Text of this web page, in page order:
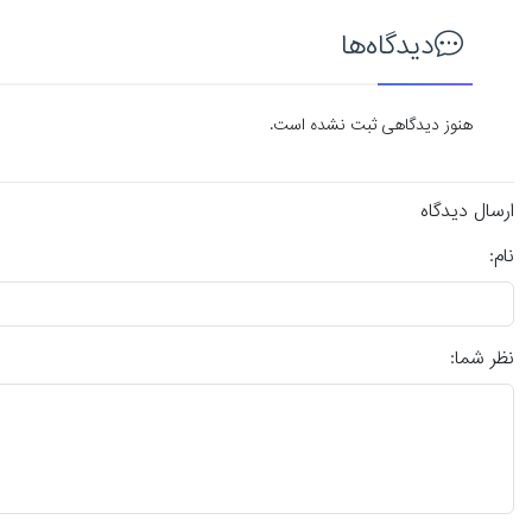
دیدگاه‌ها
هنوز دیدگاهی ثبت نشده است.
ارسال دیدگاه
نام:
نظر شما: